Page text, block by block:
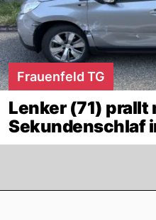
Frauenfeld TG
Lenker (71) prallt
Sekundenschlaf